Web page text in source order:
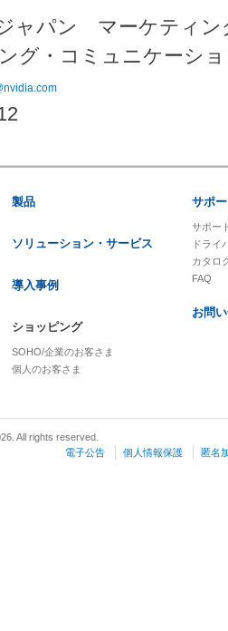
ャパン マーケティ
グ・コミュニケーシ
製品
ソリューション・サービス
導入事例
ショッピング
SOHO/企業のお客さま
個人のお客さま
サポ
サポー
ドライ
カタロ
FAQ
お問
All rights reserved.
電子公告
個人情報保護 匿名